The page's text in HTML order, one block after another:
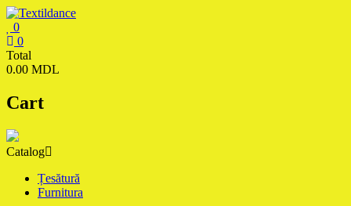
Skip
to
content
Textildance.md
0
0
Total
0.00 MDL
Cart
Catalog
Țesătură
Furnitura